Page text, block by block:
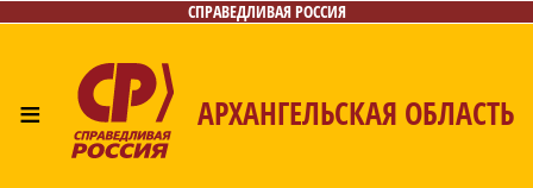
СПРАВЕДЛИВАЯ РОССИЯ
≡ АРХАНГЕЛЬСКАЯ ОБЛАСТЬ